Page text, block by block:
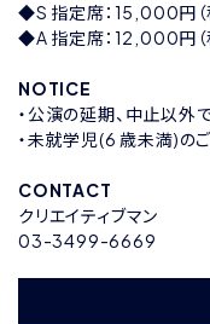
◆S 指定席：15,000円（
◆A 指定席：12,000円（
NOTICE
・公演の延期、中止以外
・未就学児(6 歳未満)の
CONTACT
クリエイティブマン
03-3499-6669